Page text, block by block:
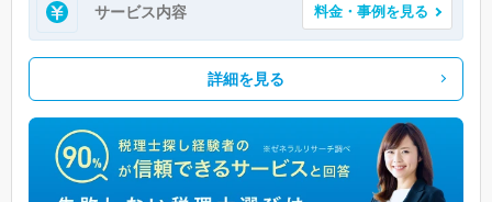
サービス内容 料金・事例を見る
詳細を見る